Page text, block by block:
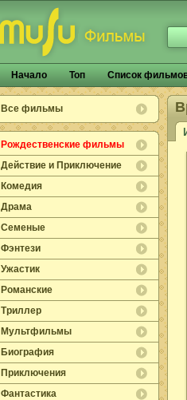
Начало Топ Список
Все фильмы
Рождественские фильмы
Действие и Приключение
Комедия
Драма
Семеные
Фэнтези
Ужастик
Романские
Триллер
Мультфильмы
Биография
Приключения
Фантастика